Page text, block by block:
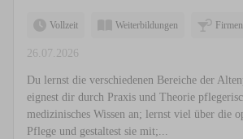
Vollzeit Weiterbildungen
26.07.2026
Du lernst die verschiedenen Bereiche der
eignest dir durch Praxis und Theorie
medizinisches Wissen an; lernst viel über die
Pflege und gestaltest sie mit;...